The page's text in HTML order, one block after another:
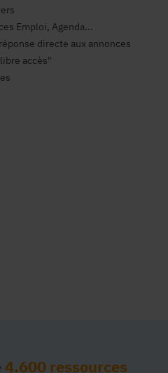
Emploi, Agenda...
directe aux annonces
accès"
4.600 ressources